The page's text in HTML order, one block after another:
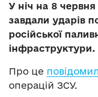
У ніч на 8
завдали ударів
російської
інфраструктури.
Про це
операцій ЗСУ.